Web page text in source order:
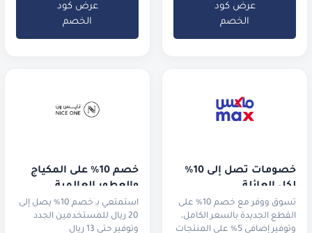
عرض كود
الخصم
عرض كود
الخصم
خصومات تصل إلى 10%
لكل العائلة
تسوق ووفر مع خصم 10% على
القطع الجديدة بالسعر الكامل،
وتوفير إضافي 5% على المنتجات
خصم 10% على المكياج
والعطور العالمية
استمتعي بـ خصم 10% يصل إلى
20 ريال للمستخدمين الجدد
وتوفير حتى 13 ريال